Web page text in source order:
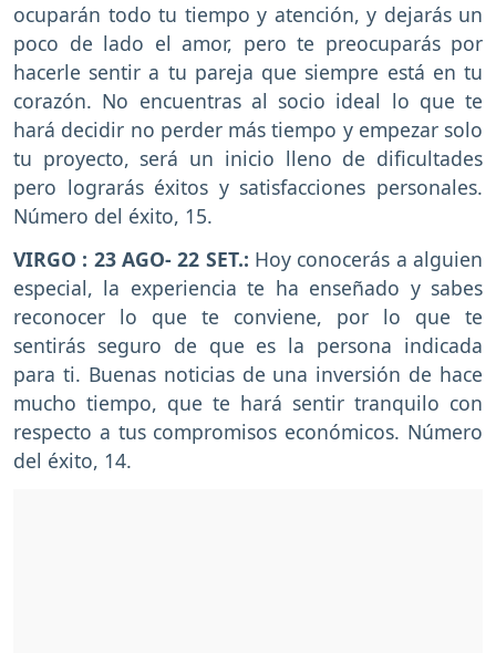
ocuparán todo tu tiempo y atención, y dejarás un
poco de lado el amor, pero te preocuparás por
hacerle sentir a tu pareja que siempre está en tu
corazón. No encuentras al socio ideal lo que te
hará decidir no perder más tiempo y empezar solo
tu proyecto, será un inicio lleno de dificultades
pero lograrás éxitos y satisfacciones personales.
Número del éxito, 15.
VIRGO : 23 AGO- 22 SET.: Hoy conocerás a alguien
especial, la experiencia te ha enseñado y sabes
reconocer lo que te conviene, por lo que te
sentirás seguro de que es la persona indicada
para ti. Buenas noticias de una inversión de hace
mucho tiempo, que te hará sentir tranquilo con
respecto a tus compromisos económicos. Número
del éxito, 14.